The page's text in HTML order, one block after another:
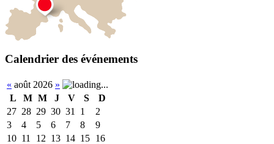
Calendrier des événements
« août 2026 »
L
M M J V S
D
27 28 29 30 31 1
2
3
4 5 6 7 8
9
10 11 12 13 14 15 16